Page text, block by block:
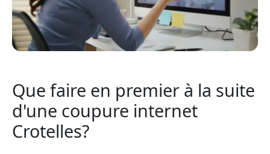
Que faire en premier à la suite
d'une coupure internet
Crotelles?